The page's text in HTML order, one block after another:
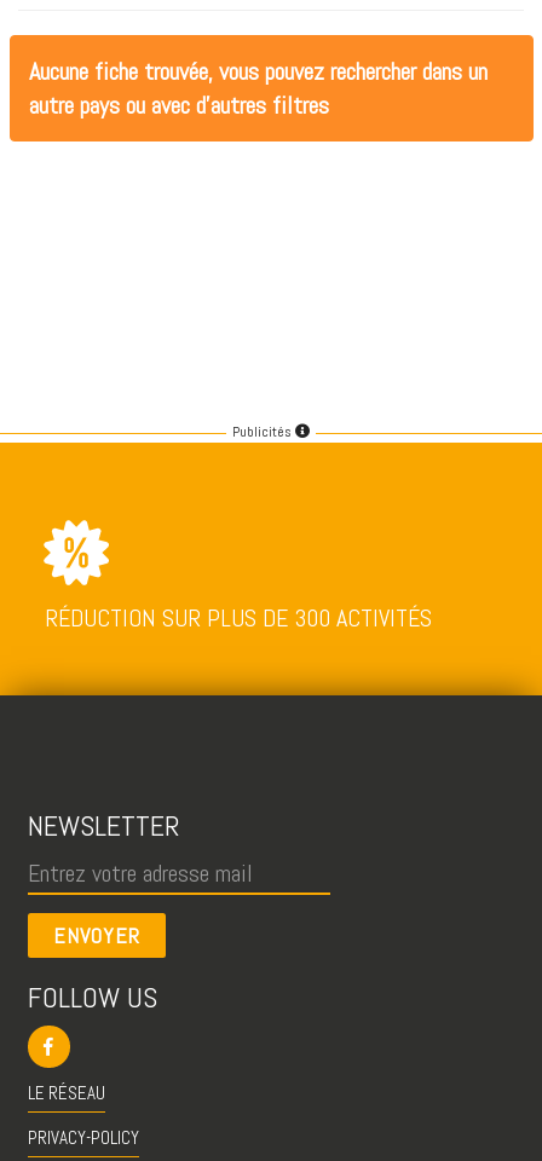
Aucune fiche trouvée, vous pouvez rechercher dans un
autre pays ou avec d'autres filtres
Publicités
RÉDUCTION SUR PLUS DE 300 ACTIVITÉS
NEWSLETTER
ENVOYER
FOLLOW US
LE RÉSEAU
PRIVACY-POLICY